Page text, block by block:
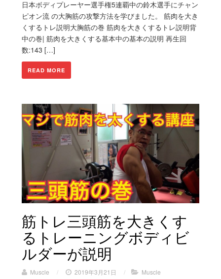
日本ボディプレーヤー選手権5連覇中の鈴木選手にチャン
ピオン流 の大胸筋の攻撃方法を学びました。 筋肉を大き
くするトレ説明大胸筋の巻 筋肉を大きくするトレ説明背
中の巻| 筋肉を大きくする基本中の基本の説明 再生回
数:143 […]
READ MORE
筋トレ三頭筋を大きくす
るトレーニングボディビ
ルダーが説明
Muscle / 2019年3月21日 / Muscle